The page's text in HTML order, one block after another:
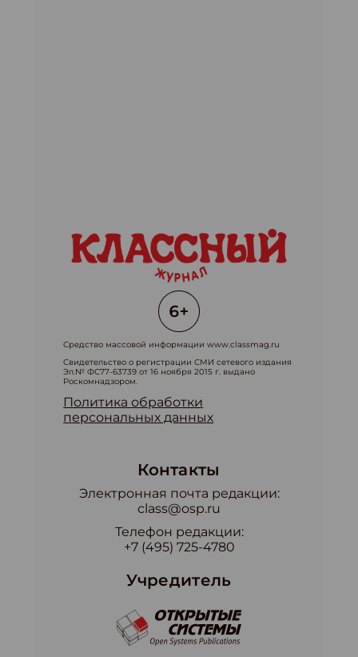
Средство массовой информации www.classmag.ru
Свидетельство о регистрации СМИ сетевого издания
Эл.№ ФС77-63739 от 16 ноября 2015 г. выдано
Роскомнадзором.
Политика обработки
персональных данных
Контакты
Электронная почта редакции:
class@osp.ru
Телефон редакции:
+7 (495) 725-4780
Учредитель